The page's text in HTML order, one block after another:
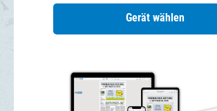
Gerät wählen